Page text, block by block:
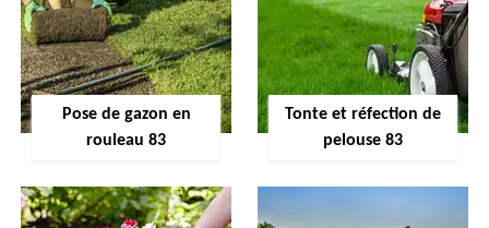
Pose de gazon en
rouleau 83
Tonte et réfection de
pelouse 83